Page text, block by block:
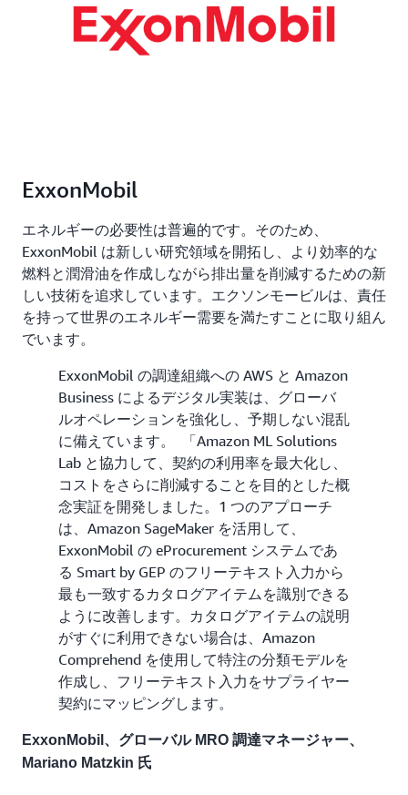
ExxonMobil
エネルギーの必要性は普遍的です。そのため、
ExxonMobil は新しい研究領域を開拓し、より効率的な
燃料と潤滑油を作成しながら排出量を削減するための新
しい技術を追求しています。エクソンモービルは、責任
を持って世界のエネルギー需要を満たすことに取り組ん
でいます。
ExxonMobil の調達組織への AWS と Amazon
Business によるデジタル実装は、グローバ
ルオペレーションを強化し、予期しない混乱
に備えています。 「Amazon ML Solutions
Lab と協力して、契約の利用率を最大化し、
コストをさらに削減することを目的とした概
念実証を開発しました。1 つのアプローチ
は、Amazon SageMaker を活用して、
ExxonMobil の eProcurement システムであ
る Smart by GEP のフリーテキスト入力から
最も一致するカタログアイテムを識別できる
ように改善します。カタログアイテムの説明
がすぐに利用できない場合は、Amazon
Comprehend を使用して特注の分類モデルを
作成し、フリーテキスト入力をサプライヤー
契約にマッピングします。
ExxonMobil、グローバル MRO 調達マネージャー、
Mariano Matzkin 氏